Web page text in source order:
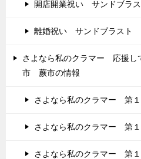
開店開業祝い サンドブラ
離婚祝い サンドブラスト
さよなら私のクラマー 応援
市 蕨市の情報
さよなら私のクラマー 第
さよなら私のクラマー 第
さよなら私のクラマー 第